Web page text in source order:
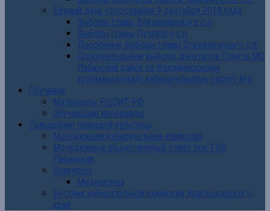
Единый день голосования 9 сентября 2018 года
Выборы главы Владимирского с.п.
Выборы главы Лучевого с.п.
Досрочные выборы главы Отважненского с.п.
Дополнительные выборы депутатов Совета МО
Лабинский район по Владимирскому
трехмандатному избирательному округу №6
Обучение
Материалы РЦОИТ РФ
Обучающие материалы
Повышение правовой культуры
Молодежная избирательная комиссия
Молодежный общественный совет при ТИК
Лабинская
Конкурсы
Медиаточка
Вестник избирательной комиссии Краснодарского
края